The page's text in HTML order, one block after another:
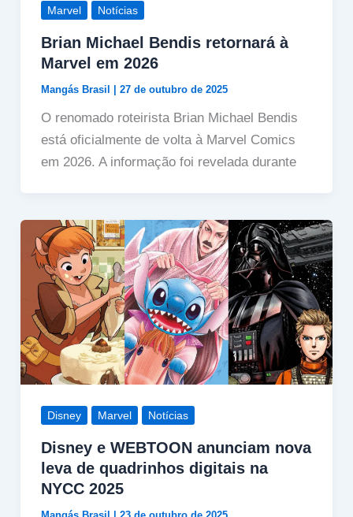
Marvel Notícias
Brian Michael Bendis retornará à
Marvel em 2026
Mangás Brasil 27 de outubro de 2025
O renomado roteirista Brian Michael Bendis
está oficialmente de volta à Marvel Comics
em 2026. A informação foi revelada durante
Disney Marvel Notícias
Disney e WEBTOON anunciam nova
leva de quadrinhos digitais na
NYCC 2025